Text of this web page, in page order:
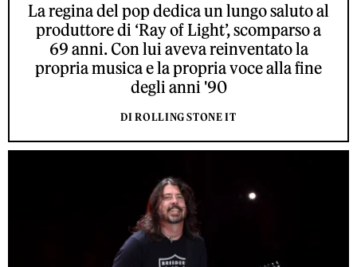
La regina del pop dedica un lungo saluto al
produttore di ‘Ray of Light’, scomparso a
69 anni. Con lui aveva reinventato la
propria musica e la propria voce alla fine
degli anni '90
DI ROLLING STONE IT